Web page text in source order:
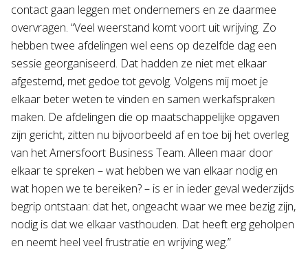
contact gaan leggen met ondernemers en ze daarmee
overvragen. “Veel weerstand komt voort uit wrijving. Zo
hebben twee afdelingen wel eens op dezelfde dag een
sessie georganiseerd. Dat hadden ze niet met elkaar
afgestemd, met gedoe tot gevolg. Volgens mij moet je
elkaar beter weten te vinden en samen werkafspraken
maken. De afdelingen die op maatschappelijke opgaven
zijn gericht, zitten nu bijvoorbeeld af en toe bij het overleg
van het Amersfoort Business Team. Alleen maar door
elkaar te spreken – wat hebben we van elkaar nodig en
wat hopen we te bereiken? – is er in ieder geval wederzijds
begrip ontstaan: dat het, ongeacht waar we mee bezig zijn,
nodig is dat we elkaar vasthouden. Dat heeft erg geholpen
en neemt heel veel frustratie en wrijving weg.”